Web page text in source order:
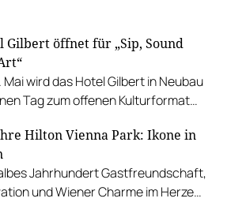
Türkei zu einem
Kultur-Treffpunkt machen.
Gilbert öffnet für „Sip, Sound
Mai wird das Hotel Gilbert in Neubau
Tag zum offenen Kulturformat
Hilton Vienna Park: Ikone in
Jahrhundert Gastfreundschaft,
und Wiener Charme im Herzen